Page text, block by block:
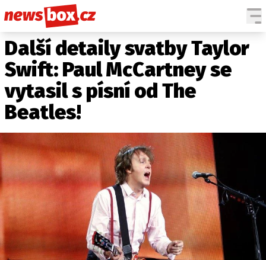
DOMÁCÍ
ZAHRANIČÍ
POČASÍ
KRIMI
EKONOMIKA
KULTURA
SPOLEČNOST
SPORT
ČESKÉ CELEBRITY
SVĚTOVÉ CELEBRITY
SLEDUJTE NÁS NA|
Máte příběh, fotku nebo video?
Další detaily svatby Taylor
Swift: Paul McCartney se
vytasil s písní od The
Beatles!